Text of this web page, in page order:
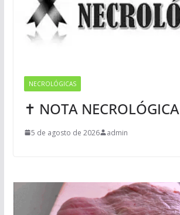
NECROLÓGICAS
✝ NOTA NECROLÓGICA
5 de agosto de 2026 admin